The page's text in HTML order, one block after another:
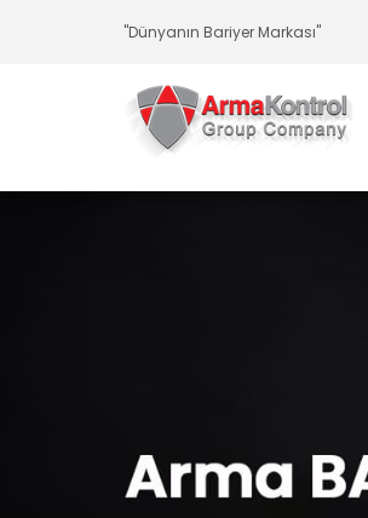
"Dünyanın Bariyer Markası"